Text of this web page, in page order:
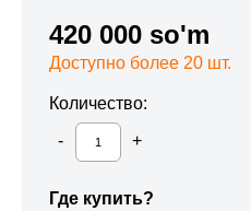
420 000 so'm
Доступно более 20 шт.
Количество:
Где купить?